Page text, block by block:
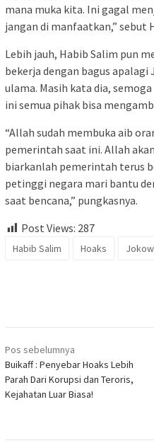
mana muka kita. Ini gagal
jangan di manfaatkan,” sebut
Lebih jauh, Habib Salim pun
bekerja dengan bagus
ulama. Masih kata dia,
ini semua pihak bisa
“Allah sudah membuka aib
pemerintah saat ini. Allah
biarkanlah pemerintah terus
petinggi negara mari bantu
saat bencana,” pungkasnya.
Post Views: 287
Habib Salim Hoaks
Navigasi
pos
Pos sebelumnya
Buikaff : Penyebar Hoaks Lebih
Parah Dari Korupsi dan Teroris,
Kejahatan Luar Biasa!